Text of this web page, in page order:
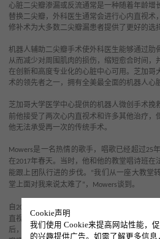
心脏二尖瓣渗漏或反流通常是一种随着年龄增
替换二尖瓣，外科医生通常会进行心内直视术
修补术为大多数二尖瓣漏患者提供了更好的选
机器人辅助二尖瓣手术使外科医生能够通过肋
从而减少对周围肌肉的损伤，缩短愈合时间，
在创新和高度专业化的心脏中心可用。芝加哥
术的领先者之一，拥有全美最全面的机器人心
芝加哥大学医学中心提供的机器人微创手术挽
前他接受了两次心内直视术和许多其他治疗，
他无法承受再一次的传统手术。
Mowers是一名热情的歌手，唱歌已经超过25
在2017年春天。当时，他和他的教堂唱诗班在
能跟上团队行进的步伐。
“我们从一座大教堂
堂上面对我来说太难了 ” ， Mowers谈到。
自 2008
年以来，这位埃尔姆赫斯特居民已经
直视手术。第一次手术是修复他的二尖瓣，将
后，修复失败，Mowers 进行了第二次心内直
Cookie声明
我们使用 Cookie来提高网站性能，
的兴趣提供广告。如需了解更多信